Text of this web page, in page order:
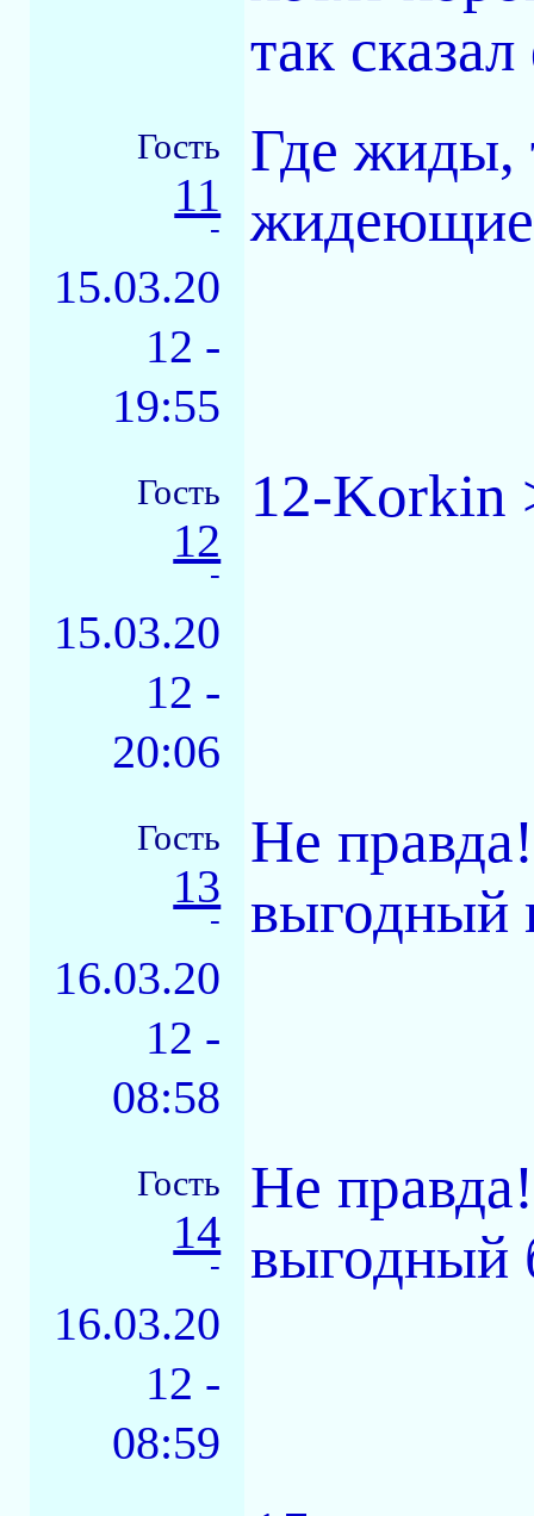
так
Гость
11
-
15.03.20
12 -
19:55
Где жиды,
жидеющие
Гость
12
-
15.03.20
12 -
20:06
12-Korkin
Гость
13
-
16.03.20
12 -
08:58
Не
выгодный
Гость
14
-
16.03.20
12 -
08:59
Не
выгодный